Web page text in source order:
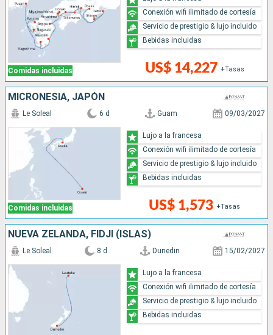
Comidas incluidas US$ 14,227 +Tasas
Conexión wifi ilimitado de cortesía
Servicio de prestigio & lujo incluido
Bebidas incluidas
MICRONESIA, JAPÓN
Comidas incluidas
Le Soleal 6 d Guam 09/03/2027
US$ 1,573 +Tasas
Lujo a la francesa
Conexión wifi ilimitado de cortesía
Servicio de prestigio & lujo incluido
Bebidas incluidas
NUEVA ZELANDA, FIDJI (ISLAS)
Le Soleal 8 d Dunedin 15/02/2027
Lujo a la francesa
Conexión wifi ilimitado de cortesía
Servicio de prestigio & lujo incluido
Bebidas incluidas